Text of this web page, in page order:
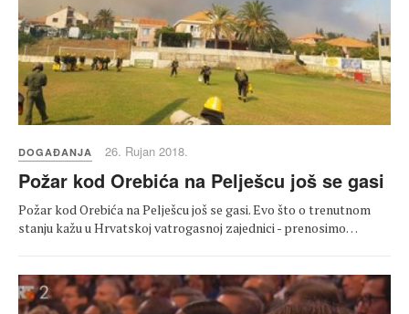
DOGAĐANJA 26. Rujan 2018.
Požar kod Orebića na Pelješcu još se gasi
Požar kod Orebića na Pelješcu još se gasi. Evo što o trenutnom
stanju kažu u Hrvatskoj vatrogasnoj zajednici - prenosimo…